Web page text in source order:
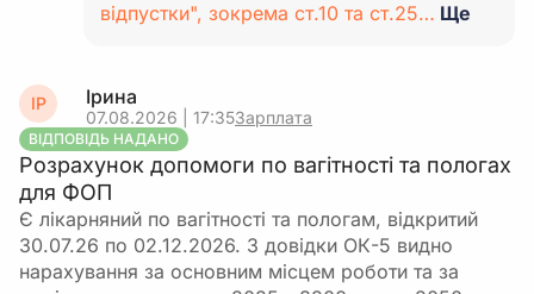
відпустки", зокрема ст.10 та ст.25… Ще
ІР Ірина
07.08.2026 | 17:35Зарплата
ВІДПОВІДЬ НАДАНО
Розрахунок допомоги по вагітності та пологах
для ФОП
Є лікарняний по вагітності та пологам, відкритий
30.07.26 по 02.12.2026. З довідки ОК-5 видно
нарахування за основним місцем роботи та за